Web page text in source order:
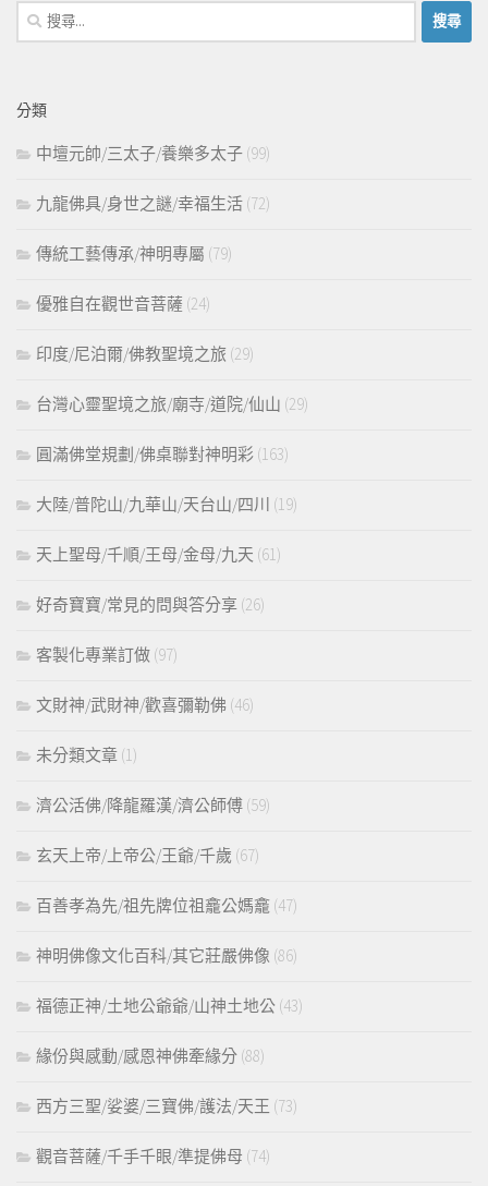
搜
尋
字:
分類
中壇元帥/三太子/養樂多太子 (99)
九龍佛具/身世之謎/幸福生活 (72)
傳統工藝傳承/神明專屬 (79)
優雅自在觀世音菩薩 (24)
印度/尼泊爾/佛教聖境之旅 (29)
台灣心靈聖境之旅/廟寺/道院/仙山 (29)
圓滿佛堂規劃/佛桌聯對神明彩 (163)
大陸/普陀山/九華山/天台山/四川 (19)
天上聖母/千順/王母/金母/九天 (61)
好奇寶寶/常見的問與答分享 (26)
客製化專業訂做 (97)
文財神/武財神/歡喜彌勒佛 (46)
未分類文章 (1)
濟公活佛/降龍羅漢/濟公師傅 (59)
玄天上帝/上帝公/王爺/千歲 (67)
百善孝為先/祖先牌位祖龕公媽龕 (47)
神明佛像文化百科/其它莊嚴佛像 (86)
福德正神/土地公爺爺/山神土地公 (43)
緣份與感動/感恩神佛牽緣分 (88)
西方三聖/娑婆/三寶佛/護法/天王 (73)
觀音菩薩/千手千眼/準提佛母 (74)